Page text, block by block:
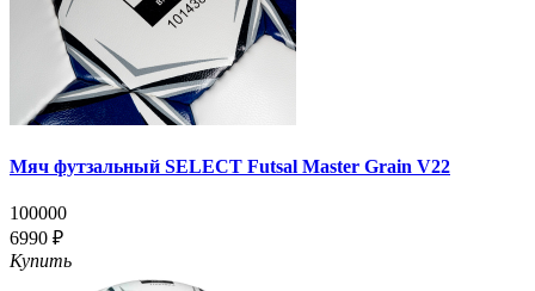
Мяч футзальный SELECT Futsal Master Grain V22
100000
6990 ₽
Купить